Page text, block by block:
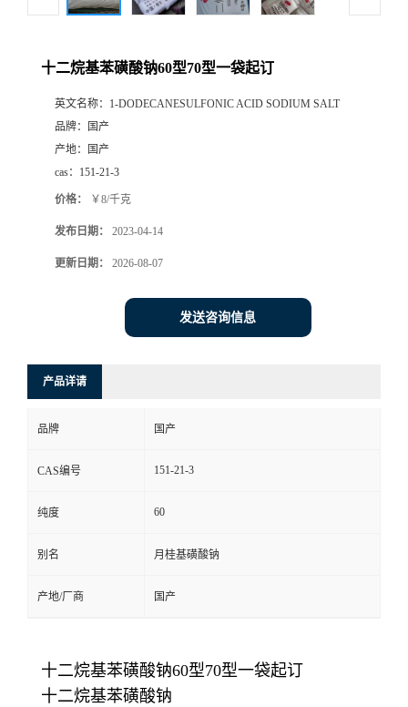
十二烷基苯磺酸钠60型70型一袋起订
英文名称： 1-DODECANESULFONIC ACID SODIUM SALT
品牌：
国产
产地：
国产
cas： 151-21-3
价格： ￥8/千克
发布日期： 2023-04-14
更新日期： 2026-08-07
发送咨询信息
产品详请
品牌 国产
CAS编号 151-21-3
纯度 60
别名 月桂基磺酸钠
产地/厂商 国产
十二烷基苯磺酸钠60型70型一袋起订
十二烷基苯磺酸钠